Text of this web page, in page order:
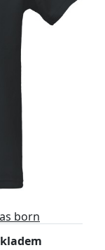
born